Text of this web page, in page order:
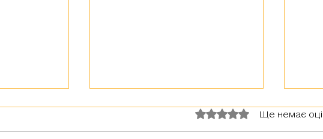
Оцінка: 0 з 5 зірок.Ще немає